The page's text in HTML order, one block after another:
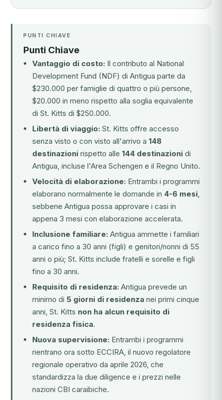
PUNTI CHIAVE
Punti Chiave
Vantaggio di costo: Il contributo al National
Development Fund (NDF) di Antigua parte da
$230.000 per famiglie di quattro o più persone,
$20.000 in meno rispetto alla soglia equivalente
di St. Kitts di $250.000.
Libertà di viaggio: St. Kitts offre accesso
senza visto o con visto all'arrivo a 148
destinazioni rispetto alle 144 destinazioni di
Antigua, incluse l'Area Schengen e il Regno Unito.
Velocità di elaborazione: Entrambi i programmi
elaborano normalmente le domande in 4-6 mesi,
sebbene Antigua possa approvare i casi in
appena 3 mesi con elaborazione accelerata.
Inclusione familiare: Antigua ammette i familiari
a carico fino a 30 anni (figli) e genitori/nonni di 55
anni o più; St. Kitts include fratelli e sorelle e figli
fino a 30 anni.
Requisito di residenza: Antigua prevede un
minimo di 5 giorni di residenza nei primi cinque
anni, St. Kitts non ha alcun requisito di
residenza fisica.
Nuova supervisione: Entrambi i programmi
rientrano ora sotto ECCIRA, il nuovo regolatore
regionale operativo da aprile 2026, che
standardizza la due diligence e i prezzi nelle
nazioni CBI caraibiche.